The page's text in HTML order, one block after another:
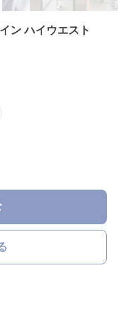
ン ハイウエスト